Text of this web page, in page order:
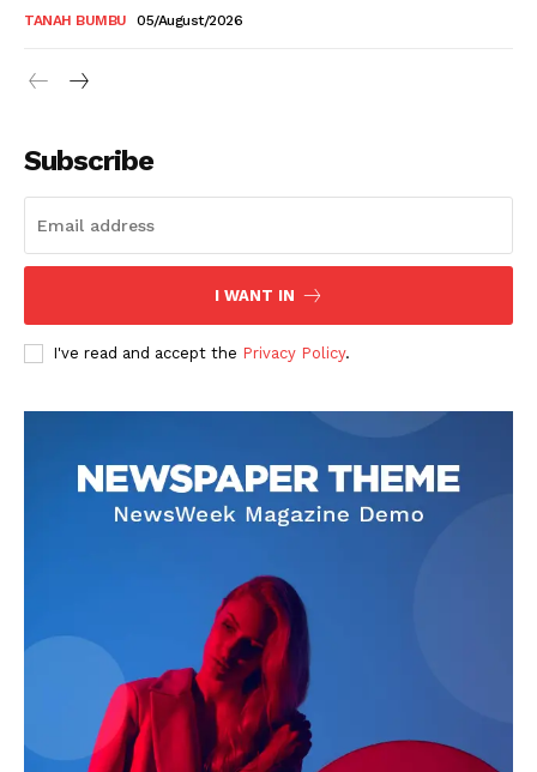
TANAH BUMBU 05/August/2026
Subscribe
I WANT IN
I've read and accept the Privacy Policy.